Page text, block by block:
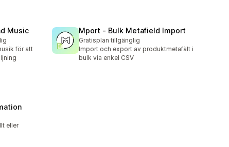
Music
för att
Mport ‑ Bulk Metafield Import
Gratisplan tillgänglig
Import och export av produktmetafält i
bulk via enkel CSV
eller